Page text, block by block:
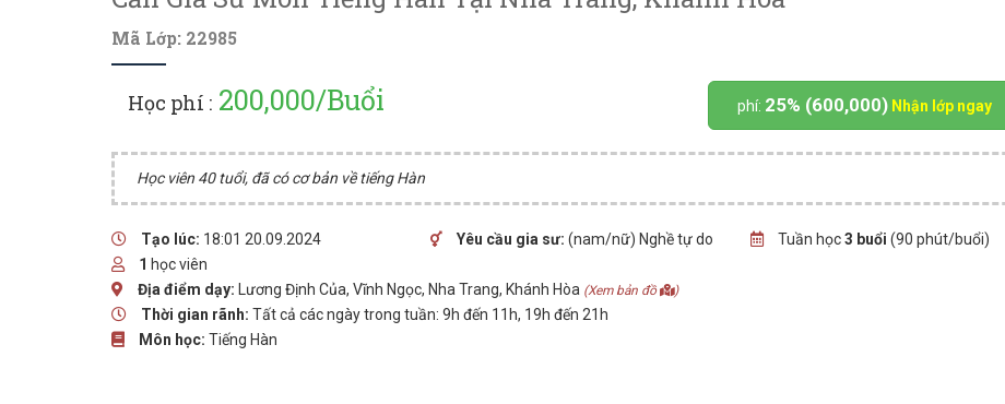
Mã Lớp: 22985
Học phí : 200,000/Buổi phí: 25% (600,000) Nhận lớp ngay
Học viên 40 tuổi, đã có cơ bản về tiếng Hàn
Tạo lúc: 18:01 20.09.2024 Yêu cầu gia sư: (nam/nữ) Nghề tự do Tuần học3 buổi (90 phút/buổi)
1 học viên
Địa điểm dạy: Lương Định Của, Vĩnh Ngọc, Nha Trang, Khánh Hòa (Xem bản đồ )
Thời gian rãnh: Tất cả các ngày trong tuần: 9h đến 11h, 19h đến 21h
Môn học: Tiếng Hàn